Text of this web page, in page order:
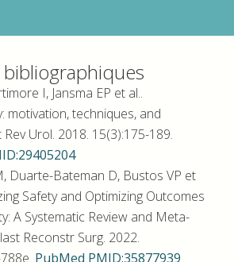
I, Jansma EP et al..
motivation, techniques, and
Urol. 2018. 15(3):175-189.
Duarte-Bateman D, Bustos VP et
Safety and Optimizing Outcomes
A Systematic Review and Meta-
Reconstr Surg. 2022.
PubMed PMID:35877939